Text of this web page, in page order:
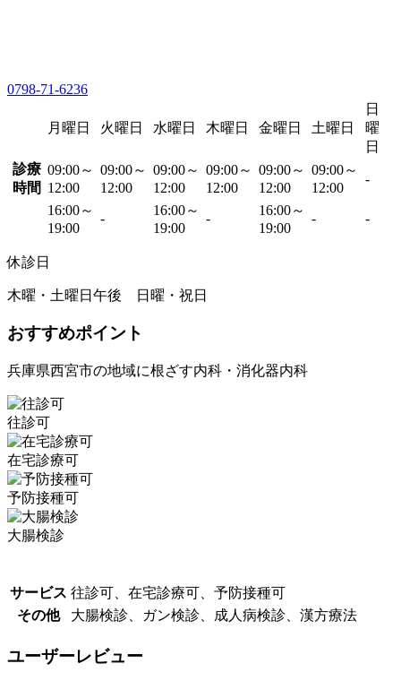
0798-71-6236
月曜日 火曜日 水曜日 木曜日 金曜日 土曜日
日
曜
日
診療
時間
09:00～
12:00
09:00～
12:00
09:00～
12:00
09:00～
12:00
09:00～
12:00
09:00～
12:00
-
16:00～
19:00
-
16:00～
19:00
-
16:00～
19:00
- -
休診日
木曜・土曜日午後 日曜・祝日
おすすめポイント
兵庫県西宮市の地域に根ざす内科・消化器内科
往診可
在宅診療可
予防接種可
大腸検診
サービス 往診可、在宅診療可、予防接種可
その他
大腸検診、ガン検診、成人病検診、漢方療法
ユーザーレビュー